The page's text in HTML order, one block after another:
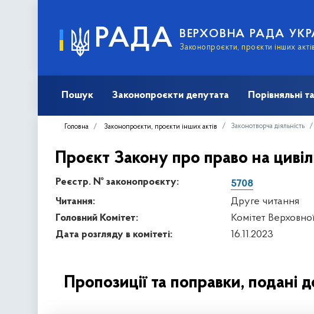
РАДА ВЕРХОВНА РАДА
Законопроєкти, проєкти інших актів
Пошук Законопроєкти депутата Порівняльні
Головна Законопроєкти, проєкти інших актів Законотворча діяльність
Проєкт Закону про право на
Реєстр. № законопроєкту:
5708
Читання:
Друге читання
Головний Комітет:
Комітет
Дата розгляду в комітеті:
16.11.2023
Пропозиції та поправки, подані